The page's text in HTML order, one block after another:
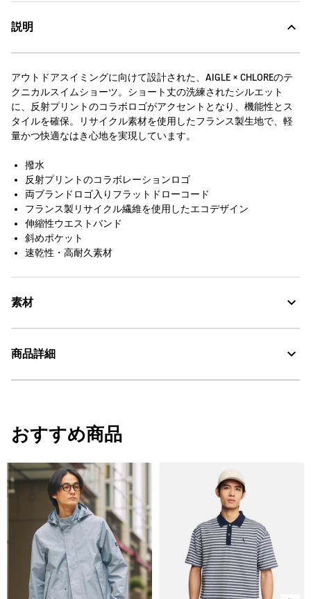
説明
アウトドアスイミングに向けて設計された、AIGLE × CHLOREのテ
クニカルスイムショーツ。ショート丈の洗練されたシルエット
に、反射プリントのコラボロゴがアクセントとなり、機能性とス
タイルを確保。リサイクル素材を使用したフランス製生地で、軽
量かつ快適なはき心地を実現しています。
撥水
反射プリントのコラボレーションロゴ
両ブランドロゴ入りフラットドローコード
フランス製リサイクル繊維を使用したエコデザイン
伸縮性ウエストバンド
斜めポケット
速乾性・高耐久素材
素材
漂白処理はできない。
脱水後、つり干し乾燥がよい。
アイロン仕上げ処理ができる。底面温度110℃を限度として
スチームなしでアイロン仕上げ。
ドライクリーニング処理ができない。
ウェットクリーニング処理ができる。：通常の処理
商品詳細
・原産国：0
・素材：0
おすすめ商品